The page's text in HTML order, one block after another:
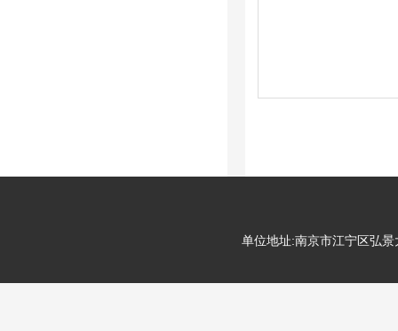
单位地址:南京市江宁区弘